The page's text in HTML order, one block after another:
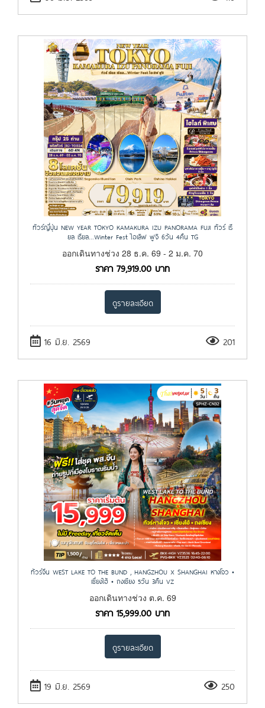
ทัวร์ญี่ปุ่น NEW YEAR TOKYO KAMAKURA IZU PANORAMA FUJI ทัวร์ เรี
ยล เรียล...Winter Fest ไอเลิฟ ฟูจิ 6วัน 4คืน TG
ออกเดินทางช่วง 28 ธ.ค. 69 - 2 ม.ค. 70
ราคา 79,919.00 บาท
ดูรายละเอียด
16 มิ.ย. 2569 201
ทัวร์จีน WEST LAKE TO THE BUND , HANGZHOU X SHANGHAI หางโจว •
เซี่ยงไฮ้ • ถงเซียง 5วัน 3คืน VZ
ออกเดินทางช่วง ต.ค. 69
ราคา 15,999.00 บาท
ดูรายละเอียด
19 มิ.ย. 2569 250